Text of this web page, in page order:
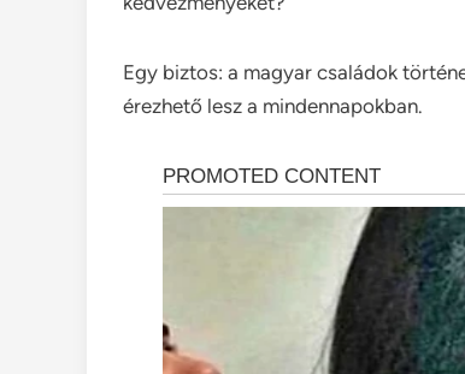
Egy biztos: a magyar családok
érezhető lesz a mindennapokban.